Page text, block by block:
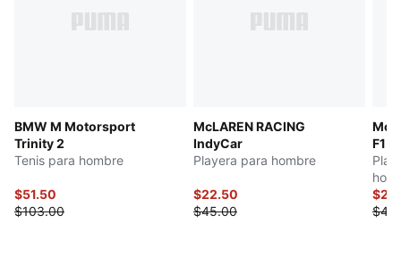
BMW M Motorsport
Trinity 2
Tenis para hombre
$51.50
$103.00
McLAREN RACING
IndyCar
Playera para hombre
$22.50
$45.00
F1